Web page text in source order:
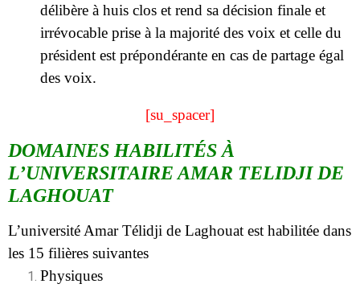
délibère à huis clos et rend sa décision finale et
irrévocable prise à la majorité des voix et celle du
président est prépondérante en cas de partage égal
des voix.
[su_spacer]
DOMAINES HABILITÉS À
L’UNIVERSITAIRE AMAR TELIDJI DE
LAGHOUAT
L’université Amar Télidji de Laghouat est habilitée dans
les 15 filières suivantes
Physiques